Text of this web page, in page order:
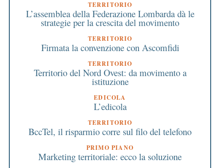
TERRITORIO
L’assemblea della Federazione Lombarda dà le
strategie per la crescita del movimento
TERRITORIO
Firmata la convenzione con Ascomfidi
TERRITORIO
Territorio del Nord Ovest: da movimento a
istituzione
EDICOLA
L’edicola
TERRITORIO
BccTel, il risparmio corre sul filo del telefono
PRIMO PIANO
Marketing territoriale: ecco la soluzione